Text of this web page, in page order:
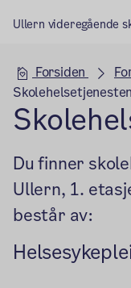
Ullern videregående
Forsiden
Skolehelsetjenesten
Du finner
Ullern, 1.
består av: